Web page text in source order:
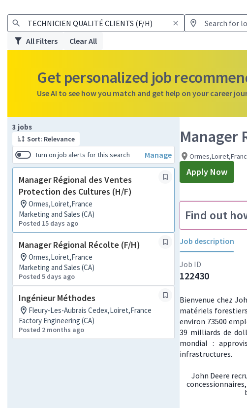
All Filters
Clear All
Get personalized job
Use AI to see how you match and get help on your career
3 jobs
Sort: Relevance
Turn on job alerts for this search
Manage
Manager Régional des Ventes
Protection des Cultures (H/F)
Ormes,Loiret,France
Marketing and Sales (CA)
Posted 15 days ago
Manager Régional Récolte (F/H)
Ormes,Loiret,France
Marketing and Sales (CA)
Posted 5 days ago
Ingénieur Méthodes
Fleury-Les-Aubrais Cedex,Loiret,France
Factory Engineering (CA)
Posted 2 months ago
Page 1 of 1
Manager
Apply Now
Find out
Job description
Job ID
122430
Bienvenue chez
matériels
environ 73500
39 milliards de
mondial :
infrastructures.
John Deere